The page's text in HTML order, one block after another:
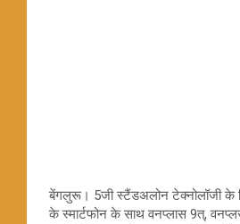
बेंगलुरू। 5जी स्टैंडअलोन टेक्नोलॉजी के
के स्मार्टफोन के साथ वनप्लास 9त्,